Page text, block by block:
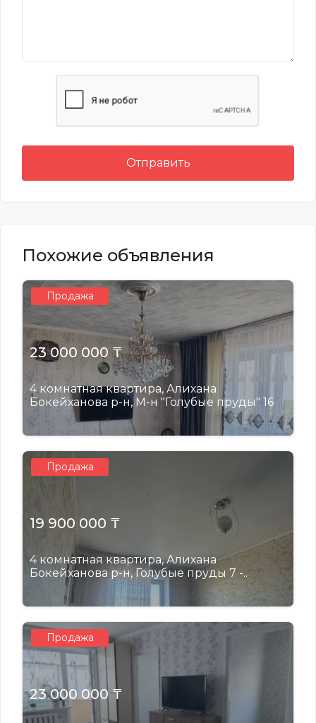
Отправить
Похожие объявления
Продажа
23 000 000 ₸
4 комнатная квартира, Алихана
Бокейханова р-н, М-н "Голубые пруды" 16
Продажа
19 900 000 ₸
4 комнатная квартира, Алихана
Бокейханова р-н, Голубые пруды 7 -..
Продажа
23 000 000 ₸